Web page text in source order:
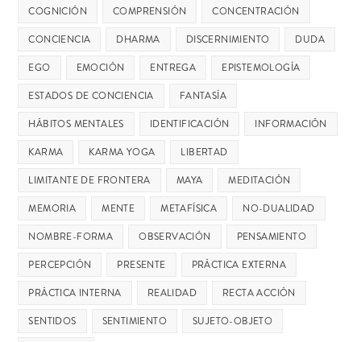
COGNICIÓN
COMPRENSIÓN
CONCENTRACIÓN
CONCIENCIA
DHARMA DISCERNIMIENTO
DUDA
EGO
EMOCIÓN ENTREGA
EPISTEMOLOGÍA
ESTADOS DE CONCIENCIA
FANTASÍA
HÁBITOS MENTALES
IDENTIFICACIÓN
INFORMACIÓN
KARMA
KARMA YOGA
LIBERTAD
LIMITANTE DE FRONTERA
MAYA
MEDITACIÓN
MEMORIA
MENTE METAFÍSICA
NO-DUALIDAD
NOMBRE-FORMA
OBSERVACIÓN
PENSAMIENTO
PERCEPCIÓN
PRESENTE
PRÁCTICA EXTERNA
PRÁCTICA INTERNA
REALIDAD
RECTA ACCIÓN
SENTIDOS
SENTIMIENTO
SUJETO-OBJETO